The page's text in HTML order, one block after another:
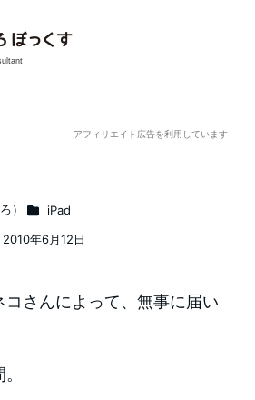
アフィリエイト広告を利用しています
2010年6月12日
） カテゴリー
iPad
さんによって、無事に届い